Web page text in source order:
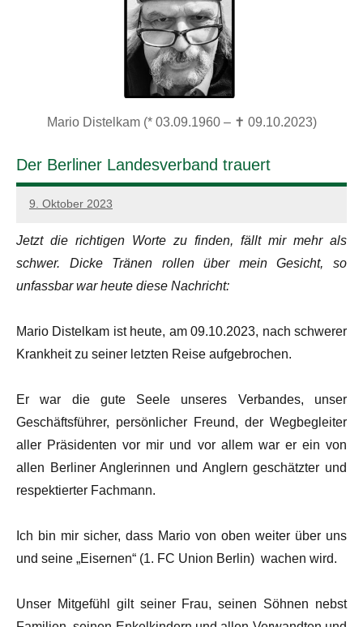
Mario Distelkam (* 03.09.1960 – ✝ 09.10.2023)
Der Berliner Landesverband trauert
9. Oktober 2023
admin
Jetzt die richtigen Worte zu finden, fällt mir mehr als
schwer. Dicke Tränen rollen über mein Gesicht, so
unfassbar war heute diese Nachricht:
Mario Distelkam ist heute, am 09.10.2023, nach schwerer
Krankheit zu seiner letzten Reise aufgebrochen.
Er war die gute Seele unseres Verbandes, unser
Geschäftsführer, persönlicher Freund, der Wegbegleiter
aller Präsidenten vor mir und vor allem war er ein von
allen Berliner Anglerinnen und Anglern geschätzter und
respektierter Fachmann.
Ich bin mir sicher, dass Mario von oben weiter über uns
und seine „Eisernen“ (1. FC Union Berlin) wachen wird.
Unser Mitgefühl gilt seiner Frau, seinen Söhnen nebst